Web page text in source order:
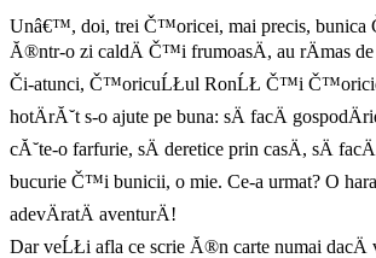
Unâ€™, doi, trei Č™oricei, mai precis,
Ă®ntr-o zi caldÄ Č™i frumoasÄ, au rÄmas de
Či-atunci, Č™oricuĹŁul RonĹŁ Č™i
hotÄrĂ˘t s-o ajute pe buna: sÄ facÄ
cĂ˘te-o farfurie, sÄ deretice prin casÄ, sÄ
bucurie Č™i bunicii, o mie. Ce-a urmat? O
adevÄratÄ aventurÄ!
Dar veĹŁi afla ce scrie Ă®n carte numai